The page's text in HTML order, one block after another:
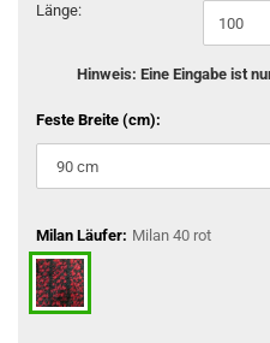
Länge:
Hinweis: Eine Eingabe ist
Feste Breite (cm):
Milan Läufer: Milan 40 rot